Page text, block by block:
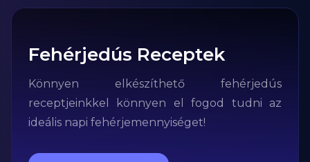
Fehérjedús Receptek
Könnyen elkészíthető fehérjedús
receptjeinkkel könnyen el fogod tudni az
ideális napi fehérjemennyiséget!